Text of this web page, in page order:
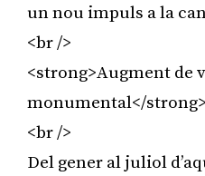
un nou impuls a la
<br />
<strong>Augment de
monumental</
<br />
Del gener al juliol